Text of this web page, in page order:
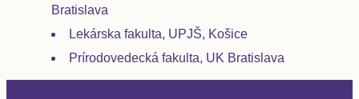
Bratislava
Lekárska fakulta, UPJŠ, Košice
Prírodovedecká fakulta, UK Bratislava